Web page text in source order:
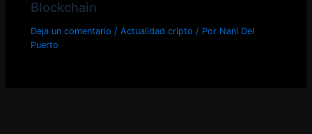
Blockchain
Deja un comentario /Actualidad cripto / Por Nani Del
Puerto